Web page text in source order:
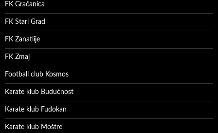
FK Gračanica
FK Stari Grad
FK Zanatlije
FK Zmaj
Football club Kosmos
Karate klub Budućnost
Karate klub Fudokan
Karate klub Moštre